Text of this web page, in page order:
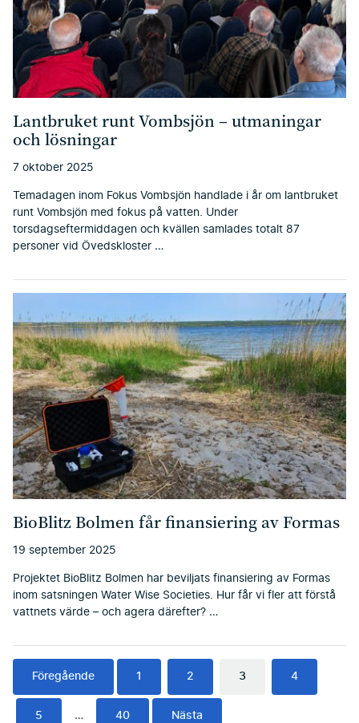
Lantbruket runt Vombsjön – utmaningar
och lösningar
7 oktober 2025
Temadagen inom Fokus Vombsjön handlade i år om lantbruket
runt Vombsjön med fokus på vatten. Under
torsdagseftermiddagen och kvällen samlades totalt 87
personer vid Övedskloster …
BioBlitz Bolmen får finansiering av Formas
19 september 2025
Projektet BioBlitz Bolmen har beviljats finansiering av Formas
inom satsningen Water Wise Societies. Hur får vi fler att förstå
vattnets värde – och agera därefter? …
Föregående 1 2 3 4
5 … 40 Nästa